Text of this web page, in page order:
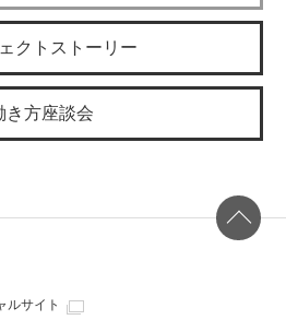
クトストーリー
き方座談会
ルサイト